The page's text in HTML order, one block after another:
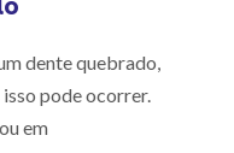
dente quebrado,
isso pode ocorrer.
em